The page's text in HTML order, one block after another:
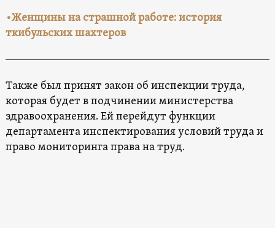
•Женщины на страшной работе: история
ткибульских шахтеров
Также был принят закон об инспекции труда,
которая будет в подчинении министерства
здравоохранения. Ей перейдут функции
департамента инспектирования условий труда и
право мониторинга права на труд.